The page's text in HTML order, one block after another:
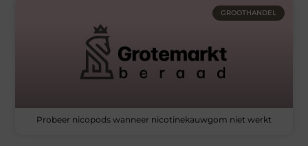
GROOTHANDEL
Probeer nicopods wanneer nicotinekauwgom niet werkt